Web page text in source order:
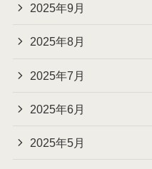
2025年9月
2025年8月
2025年7月
2025年6月
2025年5月